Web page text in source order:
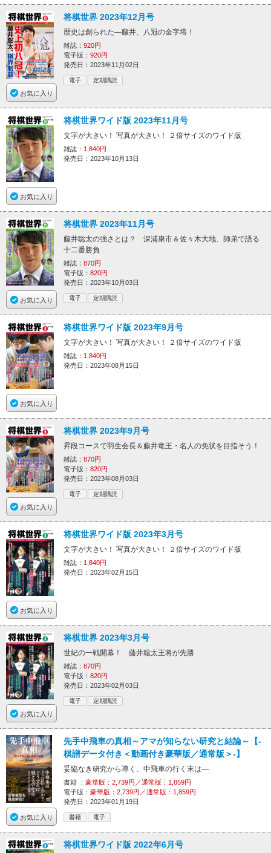
お気に入り
将棋世界 2023年12月号
歴史は創られた―藤井、八冠の金字塔！
雑誌： 920円
電子版： 920円
発売日：2023年11月02日
電子 定期購読
お気に入り
将棋世界ワイド版 2023年11月号
文字が大きい！ 写真が大きい！ ２倍サイズのワイド版
雑誌： 1,840円
発売日：2023年10月13日
お気に入り
将棋世界 2023年11月号
藤井聡太の強さとは？ 深浦康市＆佐々木大地、師弟で語る
十二番勝負
雑誌： 870円
電子版： 820円
発売日：2023年10月03日
電子 定期購読
お気に入り
将棋世界ワイド版 2023年9月号
文字が大きい！ 写真が大きい！ ２倍サイズのワイド版
雑誌： 1,840円
発売日：2023年08月15日
お気に入り
将棋世界 2023年9月号
昇段コースで羽生会長＆藤井竜王・名人の免状を目指そう！
雑誌： 870円
電子版： 820円
発売日：2023年08月03日
電子 定期購読
お気に入り
将棋世界ワイド版 2023年3月号
文字が大きい！ 写真が大きい！ ２倍サイズのワイド版
雑誌： 1,840円
発売日：2023年02月15日
お気に入り
将棋世界 2023年3月号
世紀の一戦開幕！ 藤井聡太王将が先勝
雑誌： 870円
電子版： 820円
発売日：2023年02月03日
電子 定期購読
お気に入り
先手中飛車の真相～アマが知らない研究と結論～【-
棋譜データ付き＜動画付き豪華版／通常版＞-】
妥協なき研究から導く、中飛車の行く末は―
書籍 ： 豪華版：2,739円／通常版：1,859円
電子版： 豪華版：2,739円／通常版：1,859円
発売日：2023年01月19日
書籍 電子
将棋世界ワイド版 2022年6月号